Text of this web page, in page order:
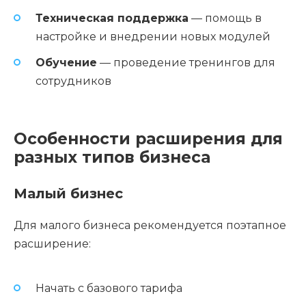
Техническая поддержка — помощь в
настройке и внедрении новых модулей
Обучение — проведение тренингов для
сотрудников
Особенности расширения для
разных типов бизнеса
Малый бизнес
Для малого бизнеса рекомендуется поэтапное
расширение:
Начать с базового тарифа